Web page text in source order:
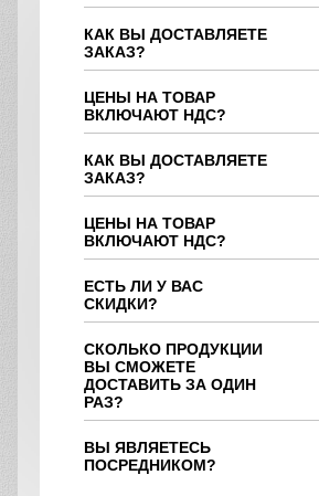
КАК ВЫ ДОСТАВЛЯЕТЕ
ЗАКАЗ?
ЦЕНЫ НА ТОВАР
ВКЛЮЧАЮТ НДС?
КАК ВЫ ДОСТАВЛЯЕТЕ
ЗАКАЗ?
ЦЕНЫ НА ТОВАР
ВКЛЮЧАЮТ НДС?
ЕСТЬ ЛИ У ВАС
СКИДКИ?
СКОЛЬКО ПРОДУКЦИИ
ВЫ СМОЖЕТЕ
ДОСТАВИТЬ ЗА ОДИН
РАЗ?
ВЫ ЯВЛЯЕТЕСЬ
ПОСРЕДНИКОМ?